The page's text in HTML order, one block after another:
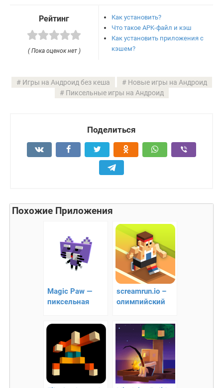
Рейтинг
( Пока оценок нет )
Как установить?
Что такое APK-файл и кэш
Как установить приложения с
кэшем?
Игры на Андроид без кеша
Новые игры на Андроид
Пиксельные игры на Андроид
Поделиться
Похожие Приложения
Magic Paw —
пиксельная
screamrun.io –
олимпийский